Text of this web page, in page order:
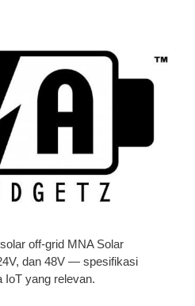
off-grid MNA Solar
dan 48V — spesifikasi
IoT yang relevan.